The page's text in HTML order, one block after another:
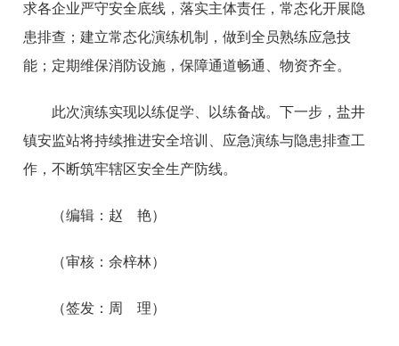
求各企业严守安全底线，落实主体责任，常态化开展隐
患排查；建立常态化演练机制，做到全员熟练应急技
能；定期维保消防设施，保障通道畅通、物资齐全。
此次演练实现以练促学、以练备战。下一步，盐井
镇安监站将持续推进安全培训、应急演练与隐患排查工
作，不断筑牢辖区安全生产防线。
（编辑：赵 艳）
（审核：余梓林）
（签发：周 理）